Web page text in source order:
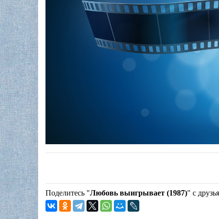
Поделитесь "Любовь выигрывает (1987)" с